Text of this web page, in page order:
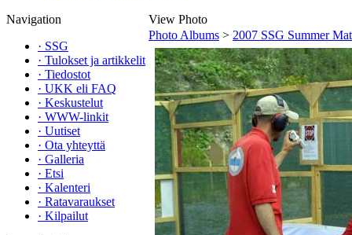
Navigation
· SSG
· Tulokset ja artikkelit
· Tiedostot
· UKK eli FAQ
· Keskustelut
· WWW-linkit
· Uutiset
· Ota yhteyttä
· Galleria
· Etsi
· Kalenteri
· Ratavaraukset
· Kilpailut
View Photo
Photo Albums > 2007 SSG Summer